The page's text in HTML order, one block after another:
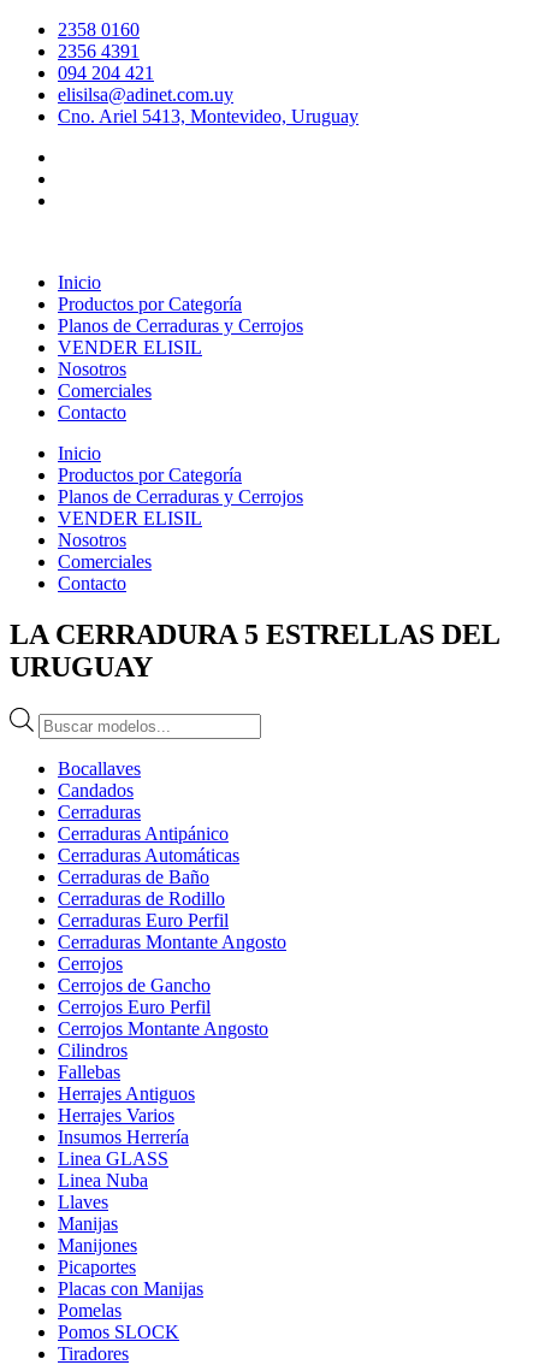
contenido
2358 0160
2356 4391
094 204 421
elisilsa@adinet.com.uy
Cno. Ariel 5413, Montevideo, Uruguay
Inicio
Productos por Categoría
Planos de Cerraduras y Cerrojos
VENDER ELISIL
Nosotros
Comerciales
Contacto
Inicio
Productos por Categoría
Planos de Cerraduras y Cerrojos
VENDER ELISIL
Nosotros
Comerciales
Contacto
LA CERRADURA 5 ESTRELLAS DEL
URUGUAY
Búsqueda
de
productos
Bocallaves
Candados
Cerraduras
Cerraduras Antipánico
Cerraduras Automáticas
Cerraduras de Baño
Cerraduras de Rodillo
Cerraduras Euro Perfil
Cerraduras Montante Angosto
Cerrojos
Cerrojos de Gancho
Cerrojos Euro Perfil
Cerrojos Montante Angosto
Cilindros
Fallebas
Herrajes Antiguos
Herrajes Varios
Insumos Herrería
Linea GLASS
Linea Nuba
Llaves
Manijas
Manijones
Picaportes
Placas con Manijas
Pomelas
Pomos SLOCK
Tiradores